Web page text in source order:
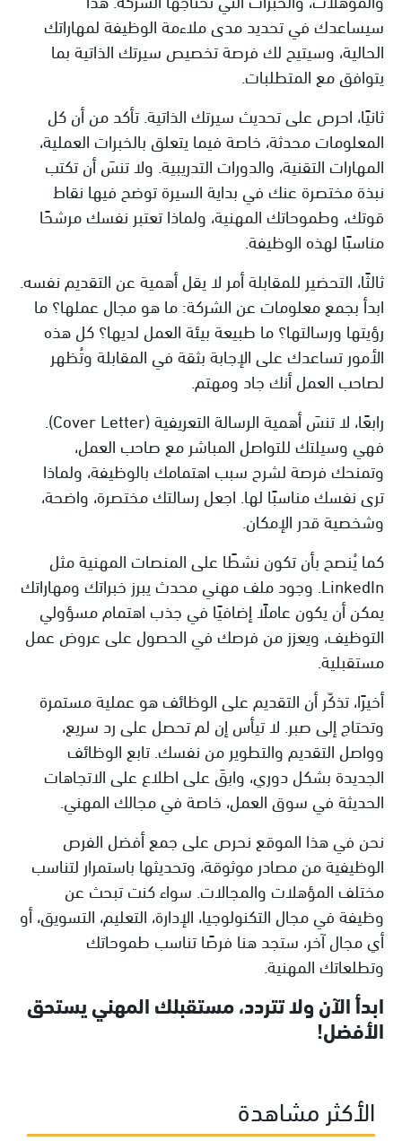
سيساعدك في تحديد مدى ملاءمة الوظيفة لمهاراتك
الحالية، وسيتيح لك فرصة تخصيص سيرتك الذاتية بما
يتوافق مع المتطلبات.
ثانيًا، احرص على تحديث سيرتك الذاتية. تأكد من أن كل
المعلومات محدثة، خاصة فيما يتعلق بالخبرات العملية،
المهارات التقنية، والدورات التدريبية. ولا تنسَ أن تكتب
نبذة مختصرة عنك في بداية السيرة توضح فيها نقاط
قوتك، وطموحاتك المهنية، ولماذا تعتبر نفسك مرشحًا
مناسبًا لهذه الوظيفة.
ثالثًا، التحضير للمقابلة أمر لا يقل أهمية عن التقديم نفسه.
ابدأ بجمع معلومات عن الشركة: ما هو مجال عملها؟ ما
رؤيتها ورسالتها؟ ما طبيعة بيئة العمل لديها؟ كل هذه
الأمور تساعدك على الإجابة بثقة في المقابلة وتُظهر
لصاحب العمل أنك جاد ومهتم.
رابعًا، لا تنسَ أهمية الرسالة التعريفية (Cover Letter).
فهي وسيلتك للتواصل المباشر مع صاحب العمل،
وتمنحك فرصة لشرح سبب اهتمامك بالوظيفة، ولماذا
ترى نفسك مناسبًا لها. اجعل رسالتك مختصرة، واضحة،
وشخصية قدر الإمكان.
كما يُنصح بأن تكون نشطًا على المنصات المهنية مثل
LinkedIn. وجود ملف مهني محدث يبرز خبراتك ومهاراتك
يمكن أن يكون عاملًا إضافيًا في جذب اهتمام مسؤولي
التوظيف، ويعزز من فرصك في الحصول على عروض عمل
مستقبلية.
أخيرًا، تذكّر أن التقديم على الوظائف هو عملية مستمرة
وتحتاج إلى صبر. لا تيأس إن لم تحصل على رد سريع،
وواصل التقديم والتطوير من نفسك. تابع الوظائف
الجديدة بشكل دوري، وابقَ على اطلاع على الاتجاهات
الحديثة في سوق العمل، خاصة في مجالك المهني.
نحن في هذا الموقع نحرص على جمع أفضل الفرص
الوظيفية من مصادر موثوقة، وتحديثها باستمرار لتناسب
مختلف المؤهلات والمجالات. سواء كنت تبحث عن
وظيفة في مجال التكنولوجيا، الإدارة، التعليم، التسويق، أو
أي مجال آخر، ستجد هنا فرصًا تناسب طموحاتك
وتطلعاتك المهنية.
ابدأ الآن ولا تتردد، مستقبلك المهني يستحق
الأفضل!
الأكثر مشاهدة